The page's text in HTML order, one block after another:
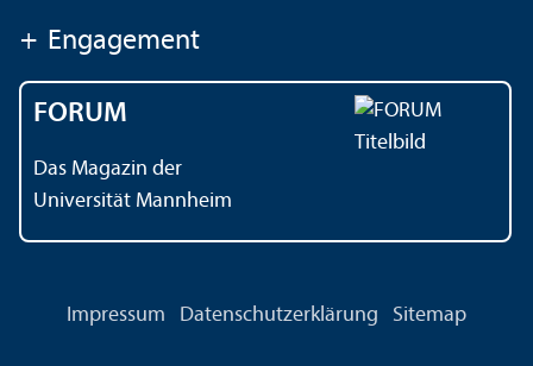
+ Engagement
FORUM
Das Magazin der
Universität Mannheim
Impressum Datenschutz­erklärung Sitemap